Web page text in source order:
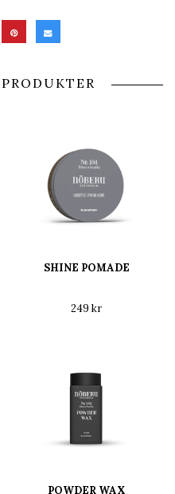
SHINE POMADE
249 kr
POWDER WAX